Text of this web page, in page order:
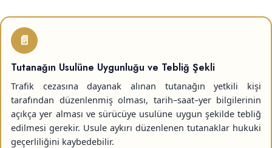
📄
Tutanağın Usulüne Uygunluğu ve Tebliğ Şekli
Trafik cezasına dayanak alınan tutanağın yetkili kişi
tarafından düzenlenmiş olması, tarih–saat–yer bilgilerinin
açıkça yer alması ve sürücüye usulüne uygun şekilde tebliğ
edilmesi gerekir. Usule aykırı düzenlenen tutanaklar hukuki
geçerliliğini kaybedebilir.